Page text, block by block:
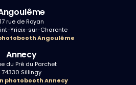
17 rue de Royan
Yrieix-sur-Charente
Angoulême
Annecy
du Pré du Parchet
74330 Sillingy
photobooth Annecy